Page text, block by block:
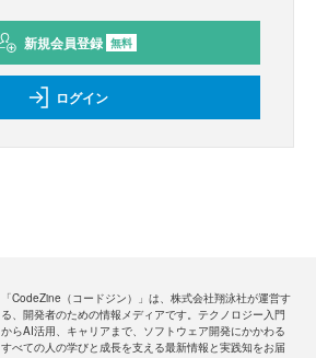
新規会員登録 無料
ログイン
「CodeZine（コードジン）」は、株式会社翔泳社が運営す
る、開発者のための情報メディアです。テクノロジー入門
からAI活用、キャリアまで、ソフトウェア開発にかかわる
すべての人の学びと成長を支える最新情報と実践知をお届